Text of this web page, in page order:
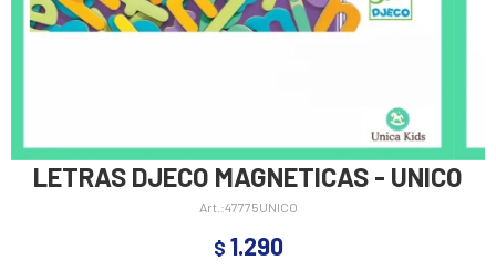
LETRAS DJECO MAGNETICAS - UNICO
47775UNICO
$ 1.290